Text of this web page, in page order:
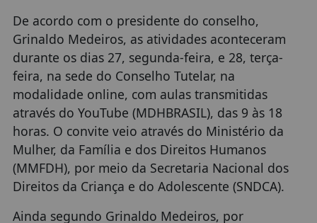
De acordo com o presidente do conselho,
Grinaldo Medeiros, as atividades aconteceram
durante os dias 27, segunda-feira, e 28, terça-
feira, na sede do Conselho Tutelar, na
modalidade online, com aulas transmitidas
através do YouTube (MDHBRASIL), das 9 às 18
horas. O convite veio através do Ministério da
Mulher, da Família e dos Direitos Humanos
(MMFDH), por meio da Secretaria Nacional dos
Direitos da Criança e do Adolescente (SNDCA).
Ainda segundo Grinaldo Medeiros, por